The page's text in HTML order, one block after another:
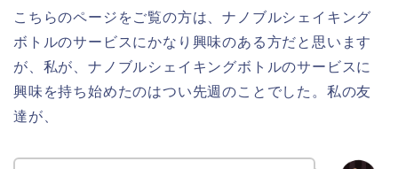
こちらのページをご覧の方は、ナノブルシェイキング
ボトルのサービスにかなり興味のある方だと思います
が、私が、ナノブルシェイキングボトルのサービスに
興味を持ち始めたのはつい先週のことでした。私の友
達が、